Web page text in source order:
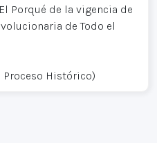
Porqué de la vigencia de
de Todo el
Proceso Histórico)